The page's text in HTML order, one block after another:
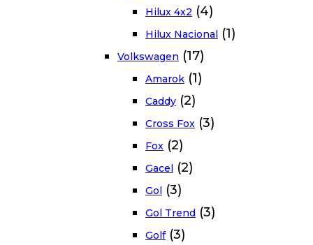
Hilux 4x2 (4)
Hilux Nacional (1)
Volkswagen (17)
Amarok (1)
Caddy (2)
Cross Fox (3)
Fox (2)
Gacel (2)
Gol (3)
Gol Trend (3)
Golf (3)